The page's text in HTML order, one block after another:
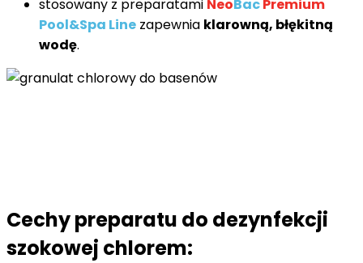
stosowany z preparatami NeoBacPremium
Pool&Spa Line zapewnia klarowną, błękitną
wodę.
Cechy preparatu do dezynfekcji
szokowej chlorem: